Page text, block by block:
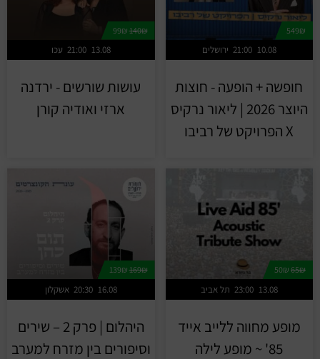
549₪
ירושלים 21:00 10.08
חופשה + הופעה - חוצות
היוצר 2026 | ליאור נרקיס
X הפרויקט של רביבו
140₪
99₪
עכו 21:00 13.08
עושות שורשים - ירדנה
ארזי ואודיה קורן
65₪
תל אביב 23:00 13.08
מופע מחווה ללייב אייד
85' ~ מופע לילה
169₪
139₪
אשקלון 20:30 16.08
היהלום | פרק 2 – שירים
וסיפורים בין מזרח למערב